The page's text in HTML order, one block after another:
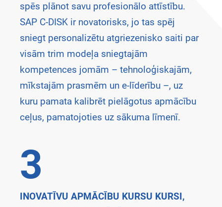
spēs plānot savu profesionālo attīstību.
SAP C-DISK ir novatorisks, jo tas spēj
sniegt personalizētu atgriezenisko saiti par
visām trim modeļa sniegtajām
kompetences jomām – tehnoloģiskajām,
mīkstajām prasmēm un e-līderību –, uz
kuru pamata kalibrēt pielāgotus apmācību
ceļus, pamatojoties uz sākuma līmenī.
3
INOVATĪVU APMĀCĪBU KURSU KURSI,